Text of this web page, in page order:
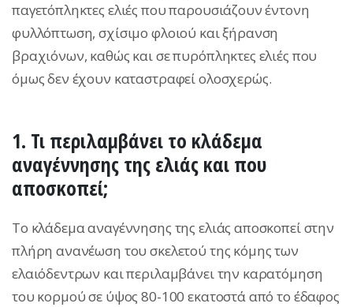
παγετόπληκτες ελιές που παρουσιάζουν έντονη
φυλλόπτωση, σχίσιμο φλοιού και ξήρανση
βραχιόνων, καθώς και σε πυρόπληκτες ελιές που
όμως δεν έχουν καταστραφεί ολοσχερώς.
1. Τι περιλαμβάνει το κλάδεμα
αναγέννησης της ελιάς και που
αποσκοπεί;
Το κλάδεμα αναγέννησης της ελιάς αποσκοπεί στην
πλήρη ανανέωση του σκελετού της κόμης των
ελαιόδεντρων και περιλαμβάνει την καρατόμηση
του κορμού σε ύψος 80-100 εκατοστά από το έδαφος